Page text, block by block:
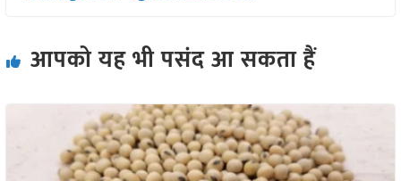
आपको यह भी पसंद आ सकता हैं